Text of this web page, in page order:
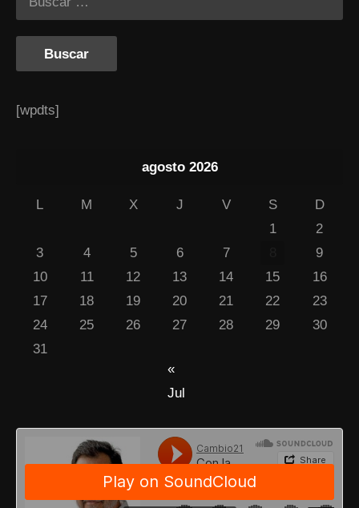
[wpdts]
agosto 2026
L M X J V S
D
1
2
3
4 5 6 7
9
10
11 12 13 14 15
16
17
18 19 20 21 22
23
24
25 26 27 28 29
30
31
«
Jul